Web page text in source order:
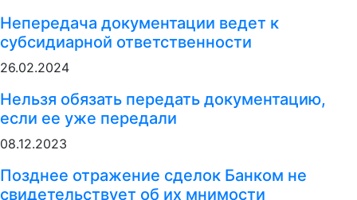
Непередача документации ведет к
субсидиарной ответственности
26.02.2024
Нельзя обязать передать документацию,
если ее уже передали
08.12.2023
Позднее отражение сделок Банком не
свидетельствует об их мнимости